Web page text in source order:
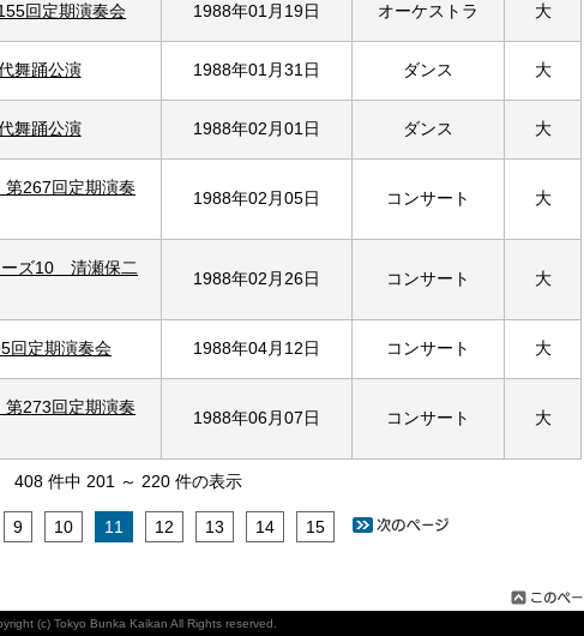
回定期演奏会 1988年01月19日 オーケストラ 大
舞踊公演 1988年01月31日 ダンス 大
舞踊公演 1988年02月01日 ダンス 大
267回定期演奏
1988年02月05日 コンサート 大
ズ10 清瀬保二
1988年02月26日 コンサート 大
回定期演奏会 1988年04月12日 コンサート 大
273回定期演奏
1988年06月07日 コンサート 大
408 件中 201 ～ 220 件の表示
9 10 11 12 13 14 15
(c) Tokyo Bunka Kaikan All Rights reserved.